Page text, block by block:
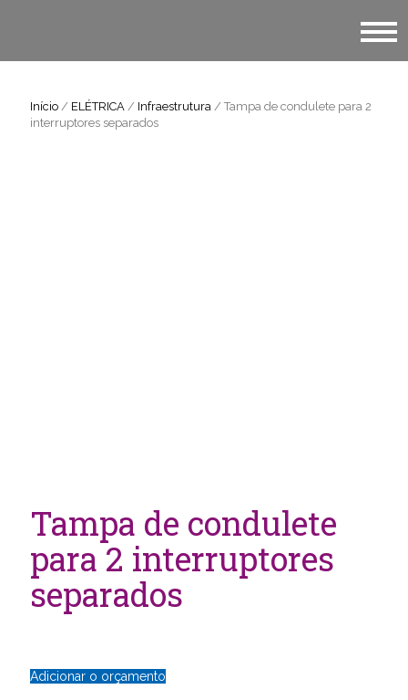
Início/ ELÉTRICA/ Infraestrutura/ Tampa de condulete para 2
interruptores separados
Tampa de condulete
para 2 interruptores
separados
Adicionar o orçamento